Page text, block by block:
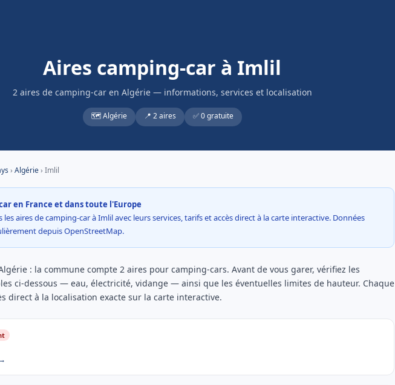
Aires camping-car à Imlil
2 aires de camping-car en Algérie — informations, services et localisation
🗺️ Algérie 📍 2 aires ✅ 0 gratuite
› Algérie› Imlil
en France et dans toute l'Europe
aires de camping-car à Imlil avec leurs services, tarifs et accès direct à la carte interactive. Données
depuis OpenStreetMap.
: la commune compte 2 aires pour camping-cars. Avant de vous garer, vérifiez les
ci-dessous — eau, électricité, vidange — ainsi que les éventuelles limites de hauteur. Chaque
direct à la localisation exacte sur la carte interactive.